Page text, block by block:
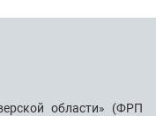
области» (ФРП